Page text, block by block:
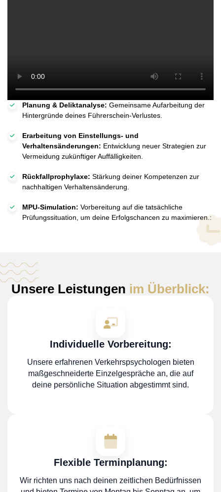
Planung & Deliktanalyse: Gemeinsame Aufarbeitung der
Hintergründe deines Führerschein-Verlustes.
Erarbeitung von Einstellungs- und
Verhaltensänderungen: Entwicklung neuer Strategien zur
Vermeidung zukünftiger Auffälligkeiten.
Rückfallprophylaxe: Stärkung deiner Kompetenzen zur
nachhaltigen Verhaltensänderung.
MPU-Simulation: Vorbereitung auf die tatsächliche
Prüfungssituation, um deine Erfolgschancen zu maximieren.:
Unsere Leistungen im Überblick:
Individuelle Vorbereitung:
Unsere erfahrenen Verkehrspsychologen bieten
maßgeschneiderte Einzelgespräche an, die auf
deine persönliche Situation abgestimmt sind.
Flexible Terminplanung:
Wir richten uns nach deinen zeitlichen Bedürfnissen